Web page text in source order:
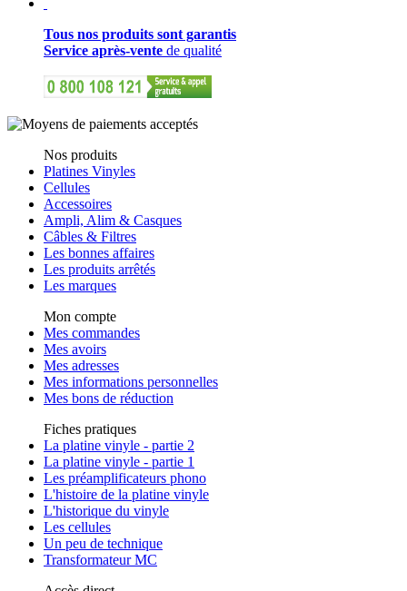
Tous nos produits sont garantis
Service après-vente de qualité
Nos produits
Platines Vinyles
Cellules
Accessoires
Ampli, Alim & Casques
Câbles & Filtres
Les bonnes affaires
Les produits arrêtés
Les marques
Mon compte
Mes commandes
Mes avoirs
Mes adresses
Mes informations personnelles
Mes bons de réduction
Fiches pratiques
La platine vinyle - partie 2
La platine vinyle - partie 1
Les préamplificateurs phono
L'histoire de la platine vinyle
L'historique du vinyle
Les cellules
Un peu de technique
Transformateur MC